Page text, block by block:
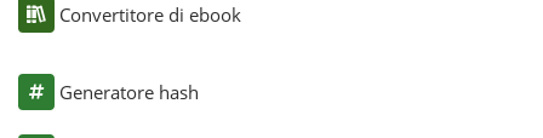
Convertitore di ebook
Generatore hash